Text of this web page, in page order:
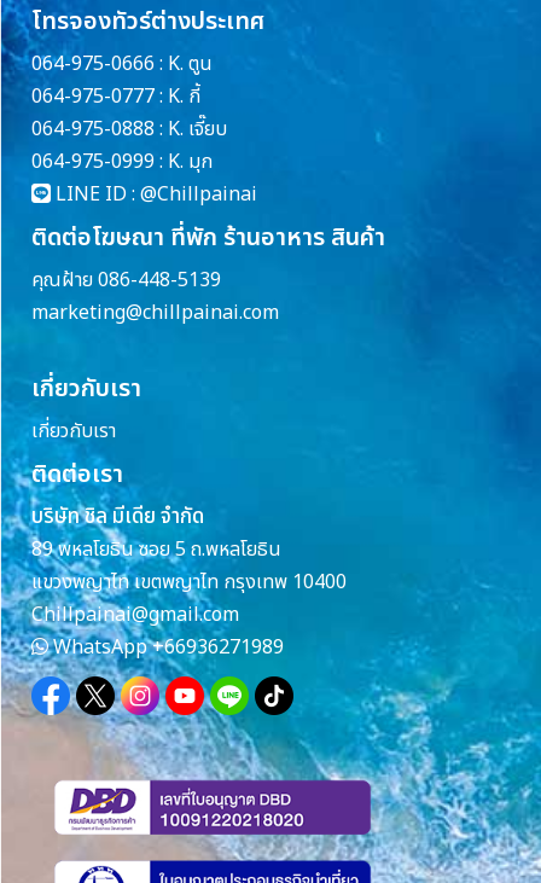
โทรจองทัวร์ต่างประเทศ
064-975-0666 : K. ตูน
064-975-0777 : K. กี้
064-975-0888 : K. เจี๊ยบ
064-975-0999 : K. มุก
LINE ID : @Chillpainai
ติดต่อโฆษณา ที่พัก ร้านอาหาร สินค้า
คุณฝ้าย 086-448-5139
marketing@chillpainai.com
เกี่ยวกับเรา
เกี่ยวกับเรา
ติดต่อเรา
บริษัท ชิล มีเดีย จำกัด
89 พหลโยธิน ซอย 5 ถ.พหลโยธิน
แขวงพญาไท เขตพญาไท กรุงเทพ 10400
Chillpainai@gmail.com
WhatsApp+66936271989